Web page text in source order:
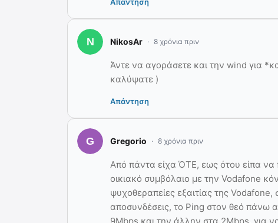
NikosAr 8 χρόνια πριν
Άντε να αγοράσετε και την wind για
καλύψατε )
Απάντηση
Gregorio 8 χρόνια πριν
Από πάντα είχα ΌΤΕ, εως ότου είπα να
οικιακό συμβόλαιο με την Vodafone
ψυχοθεραπείες εξαιτίας της
αποσυνδέσεις, το Ping στον θεό πάνω
9Mbps και την άλλην στα 2Mbps, για